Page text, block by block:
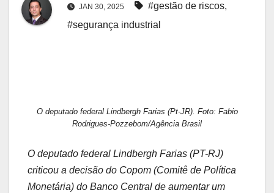
JAN 30, 2025 #gestão de riscos,
#segurança industrial
O deputado federal Lindbergh Farias (Pt-JR). Foto: Fabio
Rodrigues-Pozzebom/Agência Brasil
O deputado federal Lindbergh Farias (PT-RJ)
criticou a decisão do Copom (Comitê de Política
Monetária) do Banco Central de aumentar um